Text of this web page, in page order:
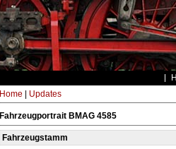
Home Updates
Fahrzeugportrait BMAG 4585
Fahrzeugstamm